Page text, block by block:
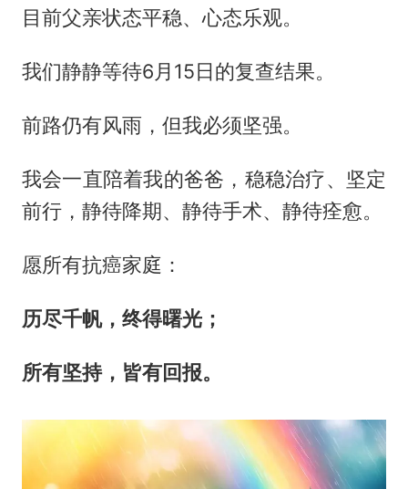
目前父亲状态平稳、心态乐观。
我们静静等待6月15日的复查结果。
前路仍有风雨，但我必须坚强。
我会一直陪着我的爸爸，稳稳治疗、坚定
前行，静待降期、静待手术、静待痊愈。
愿所有抗癌家庭：
历尽千帆，终得曙光；
所有坚持，皆有回报。